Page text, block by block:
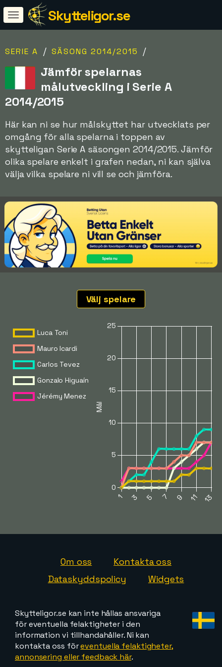
Skytteligor.se
SERIE A / SÄSONG 2014/2015 /
Jämför spelarnas
målutveckling i Serie A
2014/2015
Här kan ni se hur målskyttet har utvecklats per
omgång för alla spelarna i toppen av
skytteligan Serie A säsongen 2014/2015. Jämför
olika spelare enkelt i grafen nedan, ni kan själva
välja vilka spelare ni vill se och jämföra.
Välj spelare
Om oss
Kontakta oss
Dataskyddspolicy
Widgets
Skytteligor.se kan inte hållas ansvariga
för eventuella felaktigheter i den
information vi tillhandahåller. Ni kan
kontakta oss föreventuella felaktigheter,
annonsering eller feedback här.